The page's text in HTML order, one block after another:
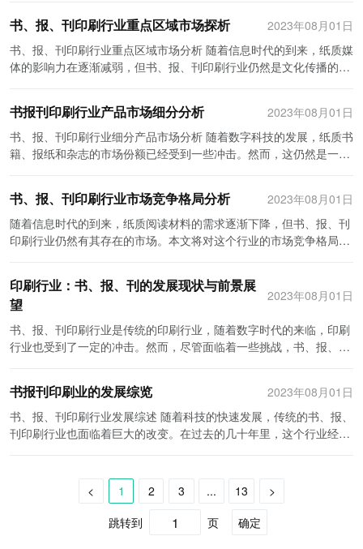
能化和自动化，提高了生产效率和产品质量。同时，国内外竞争的加
复印和胶印设备行业在政治、经济、社会和技术环境的影响下正呈现
出良好的发展态势。政府的政策支持和市场需求的增加为行业的发展
创新和改进，以适应市场需求的变化。随着中国经济的持续发展和科
技的进步，中国复印和胶印设备行业有望取得更加稳定和可持续的发
展。
需求。建筑印刷可以为建筑物提供特殊的装饰效果和标识，实现建筑
物的美化和品牌宣传。 综上所述，中国特种印刷行业的细分应用市场
需求在不断增长。包装印刷、安全印刷、电子元件印刷、汽车印刷、
纸品印刷、建筑印刷等领域都是特种印刷行业的重要市场。随着技术
机会。需要特种印刷企业不断提高技术能力，加强研发创新，不断满
告制品增添更多的创意和吸引力。例如，多层次立体印刷、发光印刷
等技术可以使广告创意更加生动，吸引消费者的目光。特种印刷技术
还可以应用于户外大型广告牌，增加其视觉冲击力和耐久性。随着消
费者对个性化和创意的需求增加，特种印刷技术在广告行业的应用前
一。随着智能手机、平板电脑等电子产品的普及，其印刷要求也变得
越来越高。特种印刷技术可以为电子产品提供更好的外观设计和耐久
性。例如，激光雕刻、丝网印刷等技术可以使电子产品的外观更加时
尚、个性化。特种印刷技术还可以为电子产品提供防刮、防水等功能
展的态势。随着消费升级、技术进步和市场竞争的推动，特种印刷行
新、人才培养等问题需要解决。通过不断推进技术研发和市场营销，
中国特种印刷行业将能够保持持续增长，为各领域的产品提供更好的
电子版的新闻，实体报纸可以更好地展示图片和排版，使读者更容易
理解和参与。最后，实体书籍和报纸对于某些读者来说具有藏书和收
藏的价值。因此，尽管面临着一些挑战，书、报、刊印刷行业仍具有
求、行业现状和发展趋势是投资成功的关键。通过对目标受众、竞争
对手和消费者行为的研究，我们可以更好地了解市场的需求和机会。
此外，我们还应该对行业的发展趋势进行评估，包括数字化阅读的增
着科技的进步，印刷行业正在朝着数字化、个性化和可持续发展的方
向发展。投资者应该积极寻找能够迎合这些趋势的创新技术和业务模
式。例如，引入数字印刷技术可以提高生产效率和灵活性，而个性化
印刷可以满足消费者对个性化产品的需求。此外，关注环保和可持续
源消耗等。通过持续创新和引入新技术，投资者可以在竞争激烈的市
场中脱颖而出。 最后，要拥有良好的市场营销和品牌推广策略。即使
到消费者和读者。投资者应该制定并实施一套有效的市场营销策略，
包括线上线下的宣传推广、社交媒体营销、合作伙伴关系等。此外，
的产品和优质的客户服务来实现。 综上所述，尽管书、报、刊印刷行
业面临着一些挑战和竞争，但仍具有投资潜力。要成功投资于这个行
业，我们需要进行全面的市场调研，关注创新技术和业务模式，同时
拥有良好的市场营销和品牌推广策略。通过做好以上几点，我们相信
于为书籍、报纸和杂志提供优质的印刷服务。该公司拥有先进的印刷
设备和技术，能够满足客户对印刷品质量和交货时间的高要求。同
时，XX印刷公司还注重对员工的培训和技能提升，以确保每一位员工
外，YY出版集团也是这个行业中的领军企业之一。该公司不仅拥有出
版自己的书籍、报纸和杂志，还提供印刷、装订和包装服务。YY出版
集团秉承着“品质第一、客户至上”的经营理念，保证每一本书籍和报
势，并赢得了广大客户的认可和信赖。 另外，ZZ印务公司在书、
报、刊印刷行业中也占据着一席之地。该公司注重提供全方位的印刷
解决方案，包括预印刷设计、印刷、装订和发货等。ZZ印务公司的优
技术和材料，努力为客户提供绿色环保的印刷服务。 尽管数字化媒体
对书、报、刊印刷行业带来了不小的冲击，但这些主要企业通过不断
提高印刷质量、拓宽服务范围和积极创新，成功地保持了市场地位。
未来，随着人们对实体书籍和印刷品的需求逐渐回升，这些企业有望
在行业中继续发展壮大。 总而言之，书、报、刊印刷行业的主要企业
虽然面临着数字化媒体的竞争，但这些企业仍然能够通过提供高质量
业的发展和需求的增长，这些企业有望继续取得更大的成功。
书、报、刊印刷行业重点区域市场探析
2023年08月01日
书、报、刊印刷行业重点区域市场分析 随着信息时代的到来，纸质媒
体的影响力在逐渐减弱，但书、报、刊印刷行业仍然是文化传播的重
报、刊印刷行业的重点市场。在大城市里，人口密度高、文化需求旺
盛，这种文化需求通过印刷行业传统的书籍、报纸、期刊等纸质媒体
得到满足。此外，城市化程度高意味着物流和配送网络的完善，有利
依然离不开纸质教材，这为书刊印刷行业提供了较大的市场需求。一
些教育资源丰富的地区，比如北京、上海、广州等，不仅有大量学
生，还拥有许多高等学府和研究机构，这些机构对书籍、期刊等纸质
一个重要发展方向。在一些著名景点、风景名胜区，印刷行业可以通
过出版旅游书籍和介绍性刊物来满足游客的需求。此外，随着旅游纪
念品的多样化和个性化需求的增加，一些地区的印刷企业可以生产和
销售各种与旅游相关的纪念品，用印刷品诠释当地的文化和特色。 最
后，经济发达地区是书、报、刊印刷行业的潜力市场。经济发达意味
人们更愿意花费一些金钱购买有质量保证的书籍、报纸、期刊。此
外，经济发达地区往往拥有较为完善的物流和配送网络，方便印刷品
的发行和销售。 尽管纸质媒体的影响力在不断减弱，但书、报、刊印
刷行业仍然在某些重点区域市场中找到了机遇。城市化程度高、教育
市场。这些地区有着更高的纸质媒体需求和消费能力，为印刷行业提
供了更好的发展环境。然而，随着数字媒体的兴起，印刷行业需要不
书报刊印刷行业产品市场细分分析
2023年08月01日
书、报、刊印刷行业细分产品市场分析 随着数字科技的发展，纸质书
籍、报纸和杂志的市场份额已经受到一些冲击。然而，这仍然是一个
在的机会。 首先，纸质书籍的市场依然是非常大的。虽然电子书的兴
起确实对纸质书的销售额产生了一些影响，但很多人仍然喜欢实体书
籍的感觉和阅读体验。另外，纸质书籍也更容易被分享和赠送给他
的书籍以及艺术画册。此外，打印自助图书、教科书、工具书和参考
书也有相当的市场需求。这些特殊类型的书籍通常需要印刷厂家提供
高质量的纸张、印刷技术和装订服务。 其次，报纸行业在过去几年遭
受了较大的压力，但仍然有一定的市场需求。报纸的竞争对手主要是
在线新闻媒体，但仍有一部分人群更喜欢纸质报纸。这主要是因为纸
纸市场，印刷厂家可以通过提供高效的印刷和分发服务来吸引客户。
此外，针对特定领域的专业报纸也是一个潜力巨大的市场。例如，财
经报纸、体育报纸和地方报纸等。这些专业报纸通常具有更高的营收
和忠实的读者群体。 最后，杂志印刷行业也有其独特的市场需求。尽
志。纸质杂志通常具有更高的阅读质量和更好的设计效果。此外，一
些特定领域的杂志，如时尚、生活和艺术等，仍然吸引着广大的读者
的印刷和装订服务，帮助杂志出版商提升产品质量。此外，个性化和
书、报、刊印刷行业市场竞争格局分析
2023年08月01日
随着信息时代的到来，纸质阅读材料的需求逐渐下降，但书、报、刊
印刷行业仍然有其存在的市场。本文将对这个行业的市场竞争格局进
型印刷厂家主导，他们拥有先进的印刷设备和技术，能够以较低的价
格大规模生产，并且拥有全国范围的销售网络。然而，随着互联网的
兴起，个性化定制和小批量印刷成为了主流趋势，使得小型印刷企业
有机会进入市场。小型印刷企业虽然规模较小，但它们能够更加灵活
位。虽然小型印刷企业增加了市场竞争，但其规模相对较小，面临着
生产能力和规模扩张的限制。大型印刷厂商拥有成熟的供应链和稳定
的客户资源，他们的设备更加先进，能够保证高质量生产，并且在价
格上具有一定竞争优势。虽然大型印刷厂商面临着互联网印刷的冲
效率和产品质量，能够更好地应对市场竞争。 再次，书、报、刊印刷
行业的市场竞争格局也受到市场需求变化的影响。随着移动互联网技
仍然有一部分人喜欢阅读纸质书籍，他们对纸质书籍的质感和阅读体
印刷行业：书、报、刊的发展现状与前景展
望
2023年08月01日
书、报、刊印刷行业是传统的印刷行业，随着数字时代的来临，印刷
行业也受到了一定的冲击。然而，尽管面临着一些挑战，书、报、刊
需求。在众多书籍、报纸和杂志爱好者中，他们更喜欢感受纸张的质
感，阅读的过程也更加专注。特别是在一些非电子设备无法访问的地
方，纸质阅读依然是一种更好的选择。因此，纸质书籍、报纸和杂志
低，印刷品的质量也得到了提升。这使得印刷行业在个性化定制方面
具有更大的优势。个性化定制的印刷品可以满足不同读者的需求，进
一步提高了纸质阅读的吸引力。此外，数字印刷技术也为印刷商创造
了更多的商机，例如提供活动手册、海报等宣传品，以及为企业提供
书报刊印刷业的发展综览
2023年08月01日
书、报、刊印刷行业发展综述 随着科技的快速发展，传统的书、报、
刊印刷行业也面临着巨大的改变。在过去的几十年里，这个行业经历
进步和读者对传统书籍的热爱，纸质书籍在近年来经历了复苏。人们
发现在触摸屏和电子设备中阅读虽然方便，但无法取代拥有纸质书籍
的愉悦感。因此，纸质书籍在市场上的需求再次上升，并创造了新的
< 1 2 3 ... 13
>
跳转到
页 确定